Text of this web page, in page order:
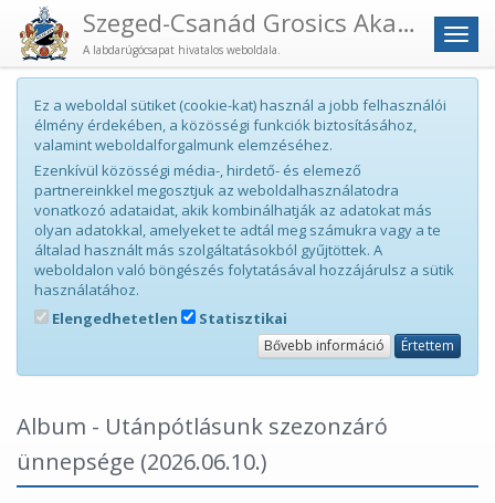
Menü
Szeged-Csanád Grosics Akadémia
A labdarúgócsapat hivatalos weboldala.
Ez a weboldal sütiket (cookie-kat) használ a jobb felhasználói
élmény érdekében, a közösségi funkciók biztosításához,
valamint weboldalforgalmunk elemzéséhez.
Ezenkívül közösségi média-, hirdető- és elemező
partnereinkkel megosztjuk az weboldalhasználatodra
vonatkozó adataidat, akik kombinálhatják az adatokat más
olyan adatokkal, amelyeket te adtál meg számukra vagy a te
általad használt más szolgáltatásokból gyűjtöttek. A
weboldalon való böngészés folytatásával hozzájárulsz a sütik
használatához.
Elengedhetetlen
Statisztikai
Bővebb információ Értettem
Album - Utánpótlásunk szezonzáró
ünnepsége (2026.06.10.)